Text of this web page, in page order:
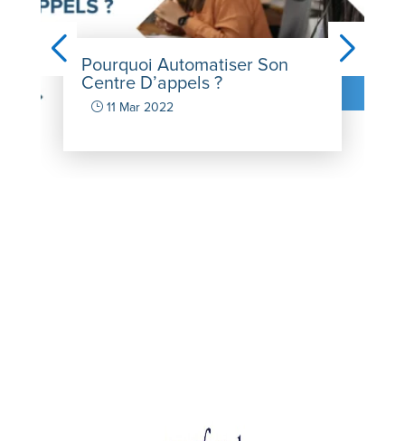
Pourquoi Automatiser Son
Centre D’appels ?
}11 Mar 2022